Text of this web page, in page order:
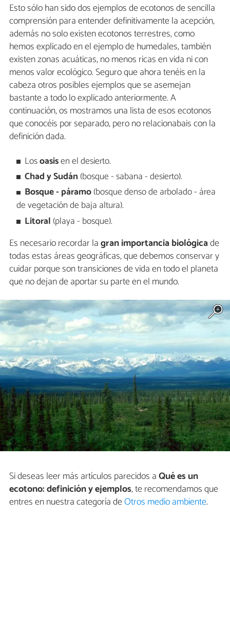
Esto sólo han sido dos ejemplos de ecotonos de sencilla
comprensión para entender definitivamente la acepción,
además no solo existen ecotonos terrestres, como
hemos explicado en el ejemplo de humedales, también
existen zonas acuáticas, no menos ricas en vida ni con
menos valor ecológico. Seguro que ahora tenéis en la
cabeza otros posibles ejemplos que se asemejan
bastante a todo lo explicado anteriormente. A
continuación, os mostramos una lista de esos ecotonos
que conocéis por separado, pero no relacionabais con la
definición dada.
Losoasisen el desierto.
Chad y Sudán (bosque - sabana - desierto).
Bosque - páramo(bosque denso de arbolado - área
de vegetación de baja altura).
Litoral (playa - bosque).
Es necesario recordar lagran importancia biológicade
todas estas áreas geográficas, que debemos conservar y
cuidar porque son transiciones de vida en todo el planeta
que no dejan de aportar su parte en el mundo.
Si deseas leer más artículos parecidos aQué es un
ecotono: definición y ejemplos, te recomendamos que
entres en nuestra categoría deOtros medio ambiente.